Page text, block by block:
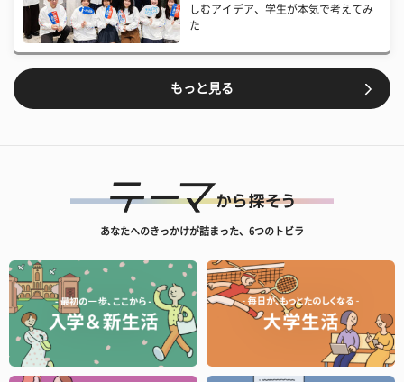
しむアイデア、学生が本気で考えてみ
た
もっと見る
あなたへのきっかけが詰まった、6つのトビラ